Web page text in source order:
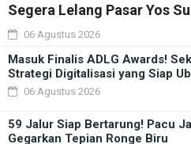
Segera Lelang Pasar Yos
06 Agustus 2026
Masuk Finalis ADLG Awards!
Strategi Digitalisasi yang Siap
06 Agustus 2026
59 Jalur Siap Bertarung! Pacu
Gegarkan Tepian Ronge Biru